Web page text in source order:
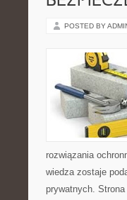
POSTED BY
rozwiązania
wiedza zostaje
prywatnych.